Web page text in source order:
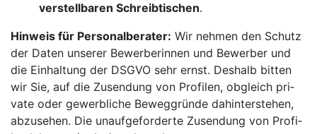
ver­stell­ba­ren Schreib­ti­schen.
Hin­weis für Per­so­nal­be­ra­ter: Wir neh­men den Schutz
der Da­ten un­se­rer Be­wer­ber­in­nen und Be­wer­ber und
die Ein­hal­tung der DSGVO sehr ernst. Des­halb bit­ten
wir Sie, auf die Zu­sen­dung von Pro­fi­len, ob­gleich pri­
va­te oder ge­werb­li­che Be­weg­grün­de da­hin­ter­ste­hen,
ab­zu­se­hen. Die un­auf­ge­for­der­te Zu­sen­dung von Pro­fi­